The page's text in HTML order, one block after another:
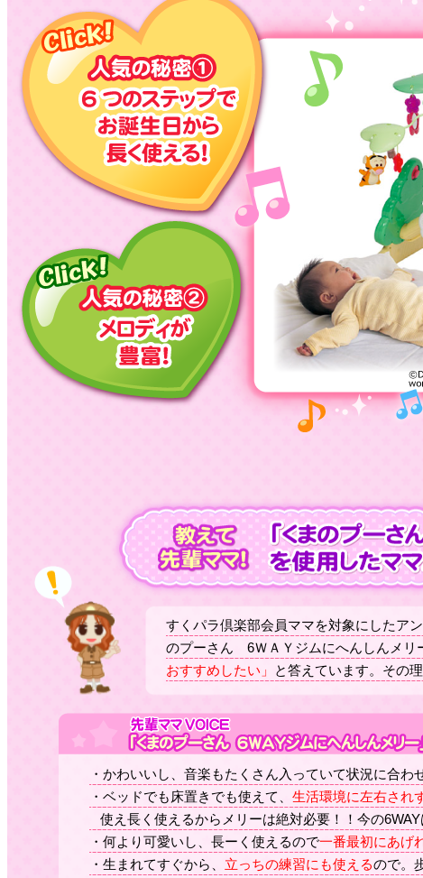
すくパラ倶楽部会員ママを対象にしたア
のプーさん 6ＷＡＹジムにへんしんメリ
おすすめしたい」
と答えています。その
・かわいいし、音楽もたくさん入っていて状況に合わ
・ベッドでも床置きでも使えて、 生活環境に左右され
使え長く使えるからメリーは絶対必要！！今の6WAY
・何より可愛いし、長ーく使えるので一番最初にあげ
・生まれてすぐから、 立っちの練習にも使えるので。